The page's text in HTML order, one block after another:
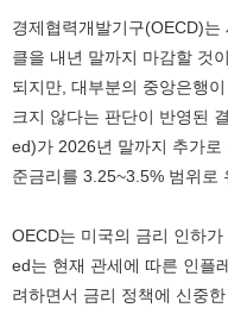
경제협력개발기구(OECD)
클을 내년 말까지 마감할 것
되지만, 대부분의 중앙은행
크지 않다는 판단이 반영된
ed)가 2026년 말까지 추가
준금리를 3.25~3.5% 범위로
OECD는 미국의 금리 인하
ed는 현재 관세에 따른 인플
려하면서 금리 정책에 신중